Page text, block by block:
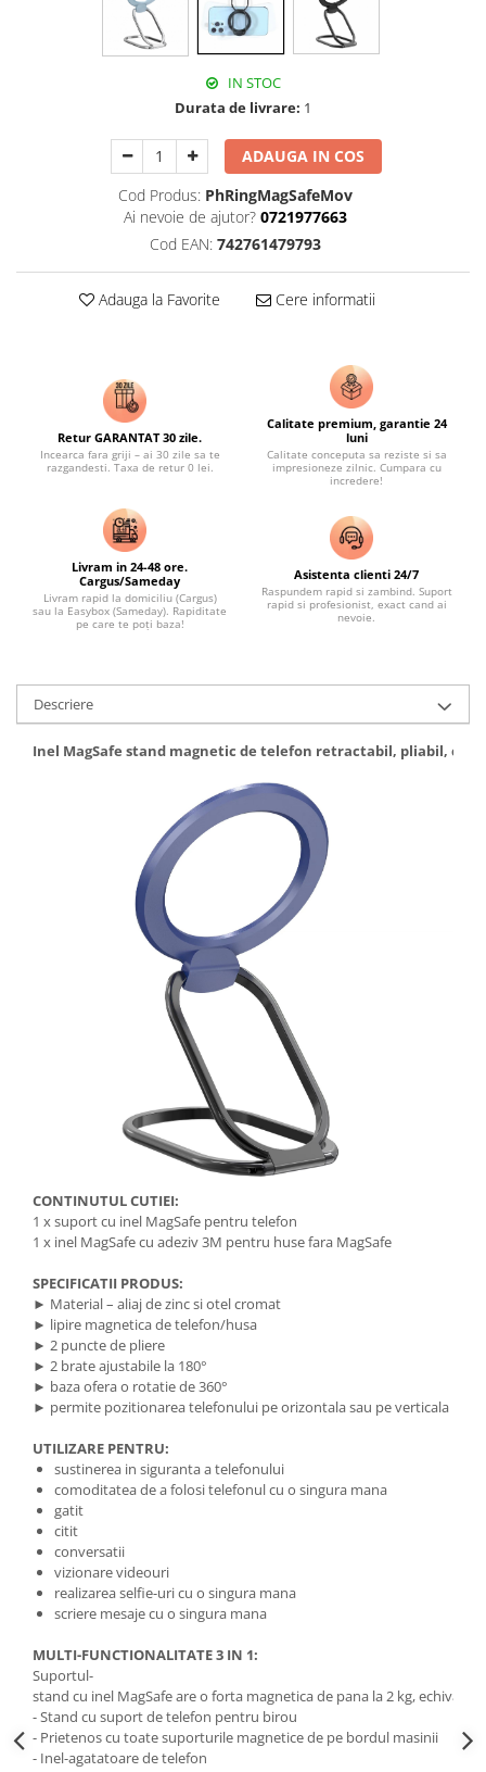
IN STOC
Durata de livrare: 1
ADAUGA IN COS
Cod Produs: PhRingMagSafeMov
Ai nevoie de ajutor? 0721977663
Cod EAN: 742761479793
Adauga la Favorite Cere informatii
Retur GARANTAT 30 zile.
Incearca fara griji – ai 30 zile sa te
razgandesti. Taxa de retur 0 lei.
Calitate premium, garantie 24
luni
Calitate conceputa sa reziste si sa
impresioneze zilnic. Cumpara cu
incredere!
Livram in 24-48 ore.
Cargus/Sameday
Livram rapid la domiciliu (Cargus)
sau la Easybox (Sameday). Rapiditate
pe care te poți baza!
Asistenta clienti 24/7
Raspundem rapid si zambind. Suport
rapid si profesionist, exact cand ai
nevoie.
Descriere
Inel MagSafe stand magnetic de telefon retractabil, pliabil, cu
CONTINUTUL CUTIEI:
1 x suport cu inel MagSafe pentru telefon
1 x inel MagSafe cu adeziv 3M pentru huse fara MagSafe
SPECIFICATII PRODUS:
► Material – aliaj de zinc si otel cromat
► lipire magnetica de telefon/husa
► 2 puncte de pliere
► 2 brate ajustabile la 180°
► baza ofera o rotatie de 360°
► permite pozitionarea telefonului pe orizontala sau pe verticala
UTILIZARE PENTRU:
sustinerea in siguranta a telefonului
comoditatea de a folosi telefonul cu o singura mana
gatit
citit
conversatii
vizionare videouri
realizarea selfie-uri cu o singura mana
scriere mesaje cu o singura mana
MULTI-FUNCTIONALITATE 3 IN 1:
Suportul-
stand cu inel MagSafe are o forta magnetica de pana la 2 kg,
- Stand cu suport de telefon pentru birou
- Prietenos cu toate suporturile magnetice de pe bordul masinii
- Inel-agatatoare de telefon